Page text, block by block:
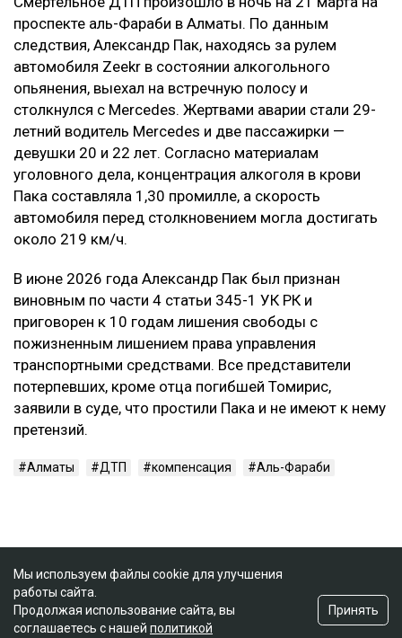
проспекте аль-Фараби в Алматы. По данным
следствия, Александр Пак, находясь за рулем
автомобиля Zeekr в состоянии алкогольного
опьянения, выехал на встречную полосу и
столкнулся с Mercedes. Жертвами аварии стали 29-
летний водитель Mercedes и две пассажирки —
девушки 20 и 22 лет. Согласно материалам
уголовного дела, концентрация алкоголя в крови
Пака составляла 1,30 промилле, а скорость
автомобиля перед столкновением могла достигать
около 219 км/ч.
В июне 2026 года Александр Пак был признан
виновным по части 4 статьи 345-1 УК РК и
приговорен к 10 годам лишения свободы с
пожизненным лишением права управления
транспортными средствами. Все представители
потерпевших, кроме отца погибшей Томирис,
заявили в суде, что простили Пака и не имеют к нему
претензий.
Алматы ДТП компенсация Аль-Фараби
Мы используем файлы cookie для улучшения
работы сайта.
Продолжая использование сайта, вы
соглашаетесь с нашей политикой
Принять